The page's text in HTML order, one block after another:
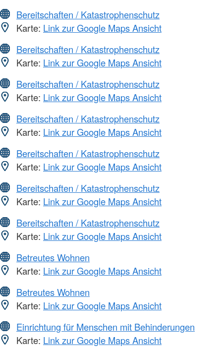
Bereitschaften / Katastrophenschutz
Karte: Link zur Google Maps Ansicht
Bereitschaften / Katastrophenschutz
Karte: Link zur Google Maps Ansicht
Bereitschaften / Katastrophenschutz
Karte: Link zur Google Maps Ansicht
Bereitschaften / Katastrophenschutz
Karte: Link zur Google Maps Ansicht
Bereitschaften / Katastrophenschutz
Karte: Link zur Google Maps Ansicht
Bereitschaften / Katastrophenschutz
Karte: Link zur Google Maps Ansicht
Bereitschaften / Katastrophenschutz
Karte: Link zur Google Maps Ansicht
Betreutes Wohnen
Karte: Link zur Google Maps Ansicht
Betreutes Wohnen
Karte: Link zur Google Maps Ansicht
Einrichtung für Menschen mit Behinderungen
Karte: Link zur Google Maps Ansicht